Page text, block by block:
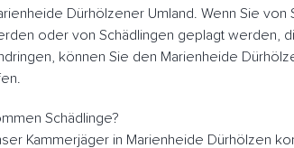
Dürhölzener Umland. Wenn Sie von
oder von Schädlingen geplagt werden,
können Sie den Marienheide
Schädlinge?
Kammerjäger in Marienheide Dürhölzen